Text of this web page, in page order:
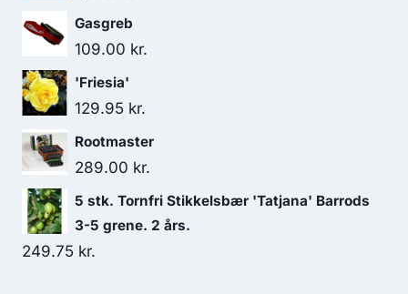
Gasgreb
109.00 kr.
'Friesia'
129.95 kr.
Rootmaster
289.00 kr.
5 stk. Tornfri Stikkelsbær 'Tatjana' Barrods
3-5 grene. 2 års.
249.75 kr.